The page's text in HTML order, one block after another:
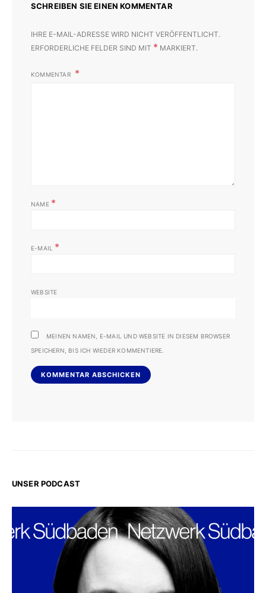
SCHREIBEN SIE EINEN KOMMENTAR
IHRE E-MAIL-ADRESSE WIRD NICHT VERÖFFENTLICHT.
ERFORDERLICHE FELDER SIND MIT * MARKIERT.
KOMMENTAR
NAME *
E-MAIL *
WEBSITE
MEINEN NAMEN, E-MAIL UND WEBSITE IN DIESEM BROWSER
SPEICHERN, BIS ICH WIEDER KOMMENTIERE.
UNSER PODCAST